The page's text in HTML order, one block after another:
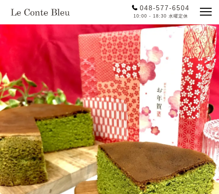
048-577-6504
10:00 - 18:30 水曜定休